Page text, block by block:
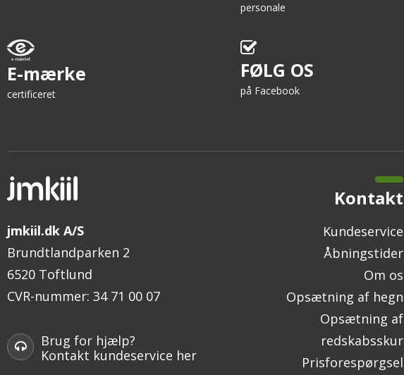
personale
E-mærke
certificeret
FØLG OS
på Facebook
jmkiil.dk A/S
Brundtlandparken 2
6520 Toftlund
CVR-nummer: 34 71 00 07
Brug for hjælp?
Kontakt kundeservice her
Kontakt
Kundeservice
Åbningstider
Om os
Opsætning af hegn
Opsætning af
redskabsskur
Prisforespørgsel